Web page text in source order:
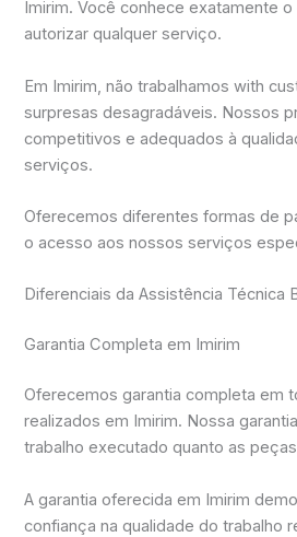
Imirim. Você conhece exatamente
autorizar qualquer serviço.
Em Imirim, não trabalhamos with
surpresas desagradáveis. Nossos
competitivos e adequados à
serviços.
Oferecemos diferentes formas de
o acesso aos nossos serviços
Diferenciais da Assistência Técnica
Garantia Completa em Imirim
Oferecemos garantia completa em
realizados em Imirim. Nossa
trabalho executado quanto as
A garantia oferecida em Imirim
confiança na qualidade do trabalho